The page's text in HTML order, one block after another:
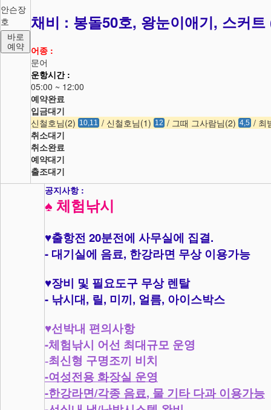
안슨장
호
바로
예약
채비 : 봉돌50호, 왕눈이애기, 스커
어종 :
문어
운항시간 :
05:00 ~ 12:00
예약완료
입금대기
신철호님(2) 10,11 / 신철호님(1) 12 / 그때 그사람님(2) 4,5 / 최
취소대기
취소완료
예약대기
출조대기
공지사항 :
♠ 체험낚시
♥출항전 20분전에 사무실에 집결.
- 대기실에 음료, 한강라면 무상 이용가능
♥장비 및 필요도구 무상 렌탈
- 낚시대 , 릴 , 미끼 , 얼름, 아이스박스
♥선박내 편의사항
-체험낚시 어선 최대규모 운영
-최신형 구명조끼 비치
-여성전용 화장실 운영
-한강라면/각종 음료, 물 기타 다과 이용가능